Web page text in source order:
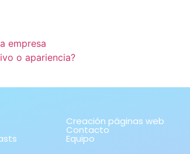
empresa
o apariencia?
Creación páginas web
Contacto
Equipo